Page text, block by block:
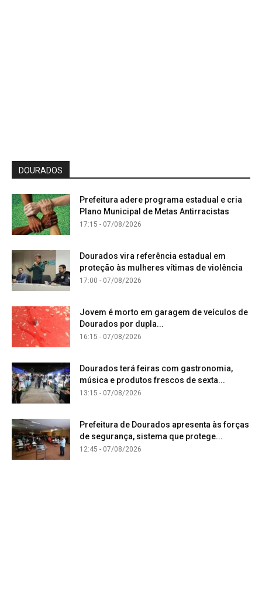
DOURADOS
Prefeitura adere programa estadual e cria
Plano Municipal de Metas Antirracistas
17:15 - 07/08/2026
Dourados vira referência estadual em
proteção às mulheres vítimas de violência
17:00 - 07/08/2026
Jovem é morto em garagem de veículos de
Dourados por dupla...
16:15 - 07/08/2026
Dourados terá feiras com gastronomia,
música e produtos frescos de sexta...
13:15 - 07/08/2026
Prefeitura de Dourados apresenta às forças
de segurança, sistema que protege...
12:45 - 07/08/2026